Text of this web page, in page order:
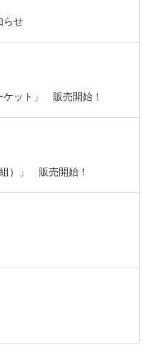
らせ
ケット」 販売開始！
）」 販売開始！